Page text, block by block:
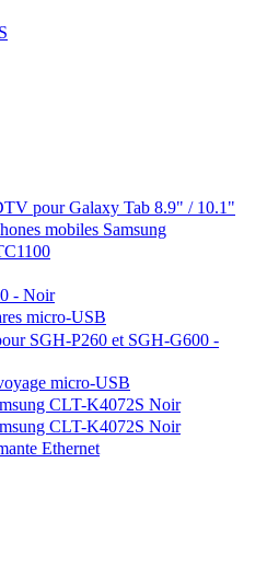
pour Galaxy Tab 8.9" / 10.1"
mobiles Samsung
- Noir
micro-USB
SGH-P260 et SGH-G600 -
micro-USB
CLT-K4072S Noir
CLT-K4072S Noir
Ethernet